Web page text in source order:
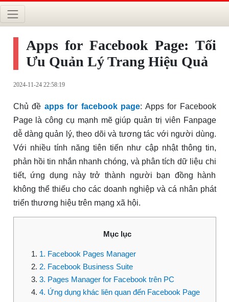
Apps for Facebook Page: Tối
Ưu Quản Lý Trang Hiệu Quả
2024-11-24 22:58:19
Chủ đề apps for facebook page: Apps for Facebook
Page là công cụ mạnh mẽ giúp quản trị viên Fanpage
dễ dàng quản lý, theo dõi và tương tác với người dùng.
Với nhiều tính năng tiên tiến như cập nhật thông tin,
phản hồi tin nhắn nhanh chóng, và phân tích dữ liệu chi
tiết, ứng dụng này trở thành người bạn đồng hành
không thể thiếu cho các doanh nghiệp và cá nhân phát
triển thương hiệu trên mạng xã hội.
Mục lục
1. Facebook Pages Manager
2. Facebook Business Suite
3. Pages Manager for Facebook trên PC
4. Ứng dụng khác liên quan đến Facebook Page